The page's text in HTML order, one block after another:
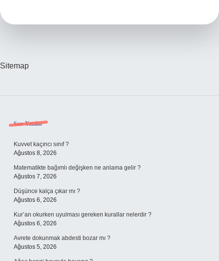
Sitemap
Sidebar
Son Yazılar
Kuvvet kaçıncı sınıf ?
Ağustos 8, 2026
Matematikte bağımlı değişken ne anlama gelir ?
Ağustos 7, 2026
Düşünce kalça çıkar mı ?
Ağustos 6, 2026
Kur’an okurken uyulması gereken kurallar nelerdir ?
Ağustos 6, 2026
Avrete dokunmak abdesti bozar mı ?
Ağustos 5, 2026